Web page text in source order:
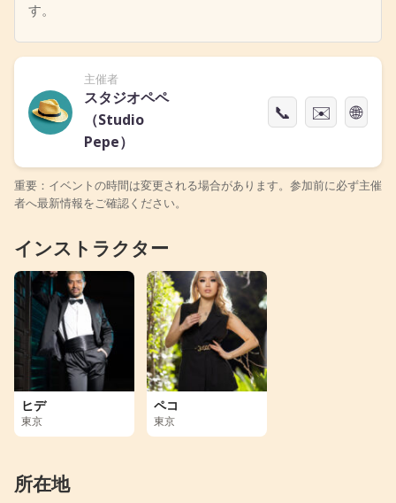
す。
主催者
スタジオペペ
（Studio
Pepe）
📞 ✉️ 🌐
重要：イベントの時間は変更される場合があります。参加前に必ず主催
者へ最新情報をご確認ください。
インストラクター
ヒデ
東京
ペコ
東京
所在地